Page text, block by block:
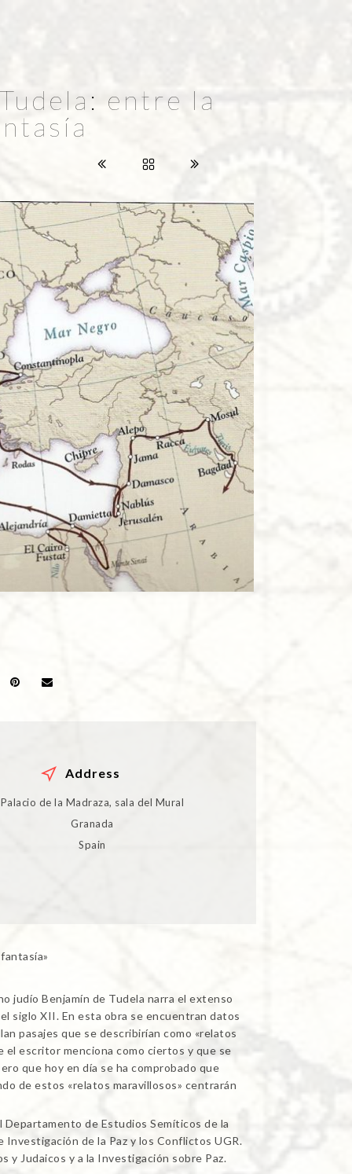
entre la
Address
Palacio de la Madraza, sala del Mural
Granada
Spain
judío Benjamín de Tudela narra el extenso
siglo XII. En esta obra se encuentran datos
pasajes que se describirían como «relatos
el escritor menciona como ciertos y que se
que hoy en día se ha comprobado que
de estos «relatos maravillosos» centrarán
de Estudios Semíticos de la
de la Paz y los Conflictos UGR.
y Judaicos y a la Investigación sobre Paz.